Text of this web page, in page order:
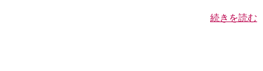
続きを読む